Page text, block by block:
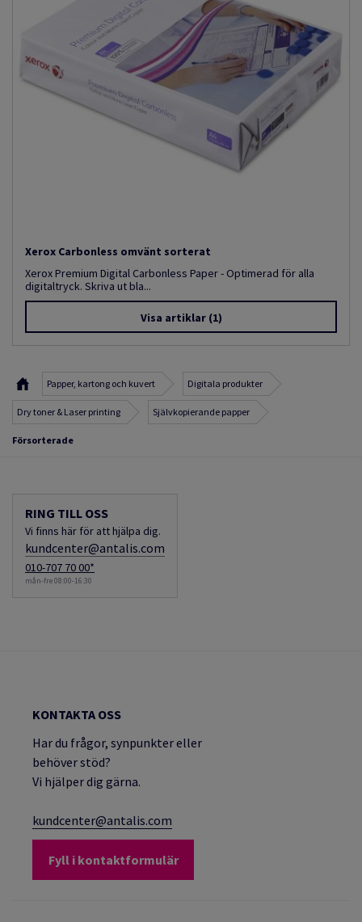
Xerox Carbonless omvänt sorterat
Xerox Premium Digital Carbonless Paper - Optimerad för alla
digitaltryck. Skriva ut bla...
Visa artiklar(1)
Papper, kartong och kuvert Digitala produkter
Dry toner & Laser printing Självkopierande papper
Försorterade
RING TILL OSS
Vi finns här för att hjälpa dig.
kundcenter@antalis.com
010-707 70 00*
mån-fre 08:00-16:30
KONTAKTA OSS
Har du frågor, synpunkter eller
behöver stöd?
Vi hjälper dig gärna.
kundcenter@antalis.com
Fyll i kontaktformulär